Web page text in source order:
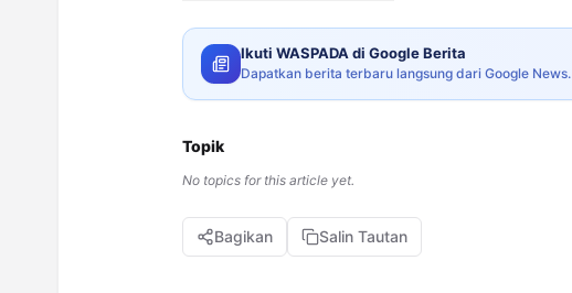
Ikuti WASPADA di Google Berita
Dapatkan berita terbaru langsung dari Google News.
Topik
No topics for this article yet.
Bagikan Salin Tautan